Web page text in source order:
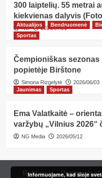
300 laiptelių. 55 metrai
kiekvienas dalyvis
NG 2026/07/21
Aktualijos Bendruomenė
Sportas
Čempioniškas
popietėje Birštone
Simona Rizgelytė
2026/06/03
Jaunimas
Sportas
Ema Valatkaitė –
varžybų „Vilnius 2026“
NG Media 2026/05/12
Reklama
Informuojame, kad šioje